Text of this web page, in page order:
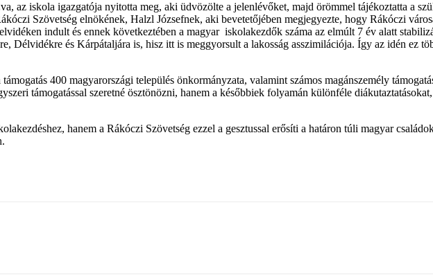
az iskola igazgatója nyitotta meg, aki üdvözölte a jelenlévőket, majd örömmel tájékoztatta a
Szövetség elnökének, Halzl Józsefnek, aki bevetetőjében megjegyezte, hogy Rákóczi
indult és ennek következtében a magyar iskolakezdők száma az elmúlt 7 év alatt
Délvidékre és Kárpátaljára is, hisz itt is meggyorsult a lakosság asszimilációja. Így az idén ez
400 magyarországi település önkormányzata, valamint számos magánszemély
támogatással szeretné ösztönözni, hanem a későbbiek folyamán különféle
hanem a Rákóczi Szövetség ezzel a gesztussal erősíti a határon túli magyar